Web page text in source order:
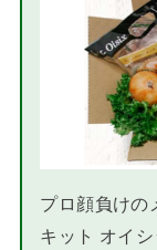
プロ顔負けの
キット オイ